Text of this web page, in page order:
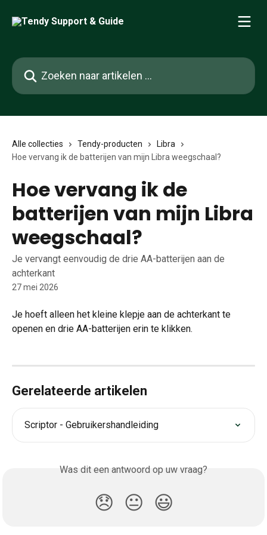
Zoeken naar artikelen ...
Alle collecties Tendy-producten
Libra
Hoe vervang ik de batterijen van mijn Libra weegschaal?
Hoe vervang ik de
batterijen van mijn Libra
weegschaal?
Je vervangt eenvoudig de drie AA-batterijen aan de
achterkant
27 mei 2026
Je hoeft alleen het kleine klepje aan de achterkant te
openen en drie AA-batterijen erin te klikken.
Gerelateerde artikelen
Scriptor - Gebruikershandleiding
Was dit een antwoord op uw vraag?
😞 😐 😃